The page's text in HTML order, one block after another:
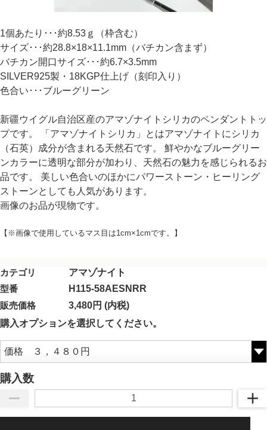
1個あたり･･･約8.53ｇ（枠含む）
サイズ･･･約28.8×18×11.1mm（バチカン含まず）
バチカン開口サイズ･･･約6.7×3.5mm
SILVER925製・18KGP仕上げ（刻印入り）
色合い･･･ブルーグリーン
新疆ウイグル自治区産のアマゾナイトシリカのペンダントトッ
プです。 「アマゾナイトシリカ」とはアマゾナイトにシリカ
（石英）成分が含まれる天然石です。 鮮やかなブルーグリー
ンカラーに透明な部分が加わり、天然石の魅力を感じられるお
品です。 美しい色合いのほかにパワーストーン・ヒーリング
ストーンとしても人気があります。
画像のお品が現物です。
【※画像で使用しているマス目は1cm×1cmです。】
カテゴリ
アマゾナイト
型番
H115-58AESNRR
販売価格
3,480円 (内税)
購入オプションを選択してください。
購入数